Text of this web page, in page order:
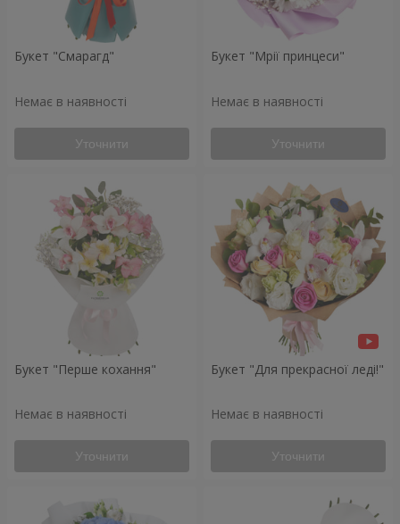
Букет "Смарагд"
Немає в наявності
Уточнити
Букет "Мрії принцеси"
Немає в наявності
Уточнити
Букет "Перше кохання"
Немає в наявності
Уточнити
Букет "Для прекрасної леді!"
Немає в наявності
Уточнити